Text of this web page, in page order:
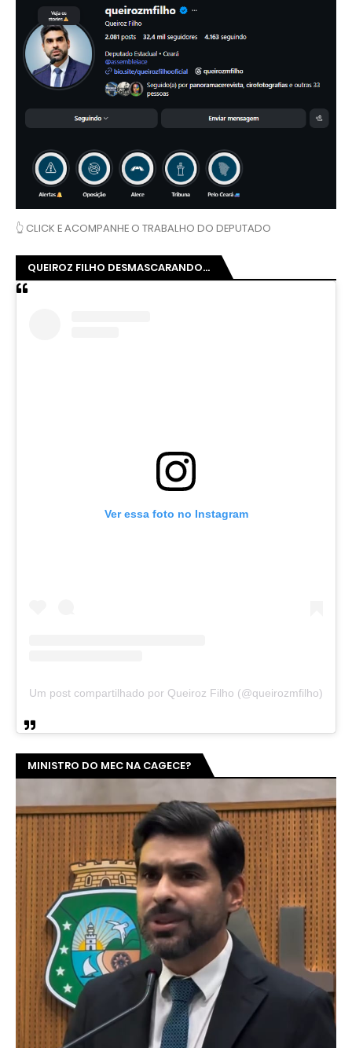
👆 CLICK E ACOMPANHE O TRABALHO DO DEPUTADO
QUEIROZ FILHO DESMASCARANDO...
Ver essa foto no Instagram
Um post compartilhado por Queiroz Filho (@queirozmfilho)
MINISTRO DO MEC NA CAGECE?